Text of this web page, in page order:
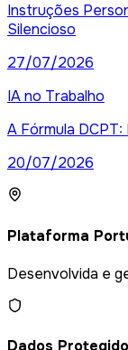
Instruções
Silencioso
27/07/2026
IA no Trabalho
A Fórmula
20/07/2026
Plataforma
Desenvolvida e
Dados